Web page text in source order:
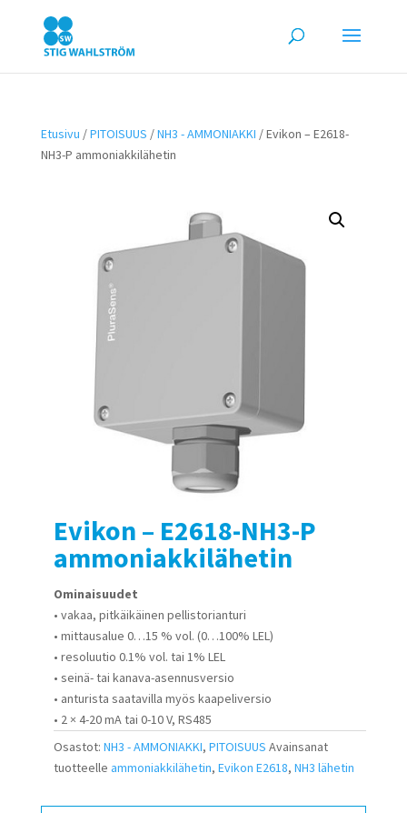
Etusivu /PITOISUUS /NH3 - AMMONIAKKI / Evikon – E2618-
NH3-P ammoniakkilähetin
Evikon – E2618-NH3-P
ammoniakkilähetin
Ominaisuudet
• vakaa, pitkäikäinen pellistorianturi
• mittausalue 0…15 % vol. (0…100% LEL)
• resoluutio 0.1% vol. tai 1% LEL
• seinä- tai kanava-asennusversio
• anturista saatavilla myös kaapeliversio
• 2 × 4-20 mA tai 0-10 V, RS485
Osastot: NH3 - AMMONIAKKI, PITOISUUS Avainsanat
tuotteelle ammoniakkilähetin, Evikon E2618, NH3 lähetin